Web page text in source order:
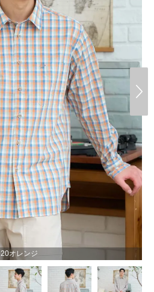
20オレンジ